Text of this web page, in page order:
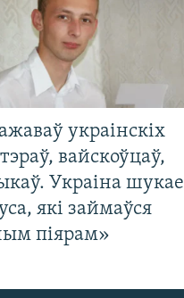
украінскіх
вайскоўцаў,
Украіна шукае
які займаўся
піярам»